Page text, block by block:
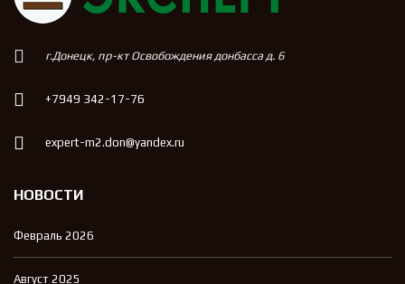
г.Донецк, пр-кт Освобождения донбасса д. 6
+7949 342-17-76
expert-m2.don@yandex.ru
НОВОСТИ
Февраль 2026
Август 2025